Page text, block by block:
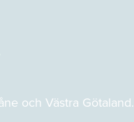
och Västra Götaland.